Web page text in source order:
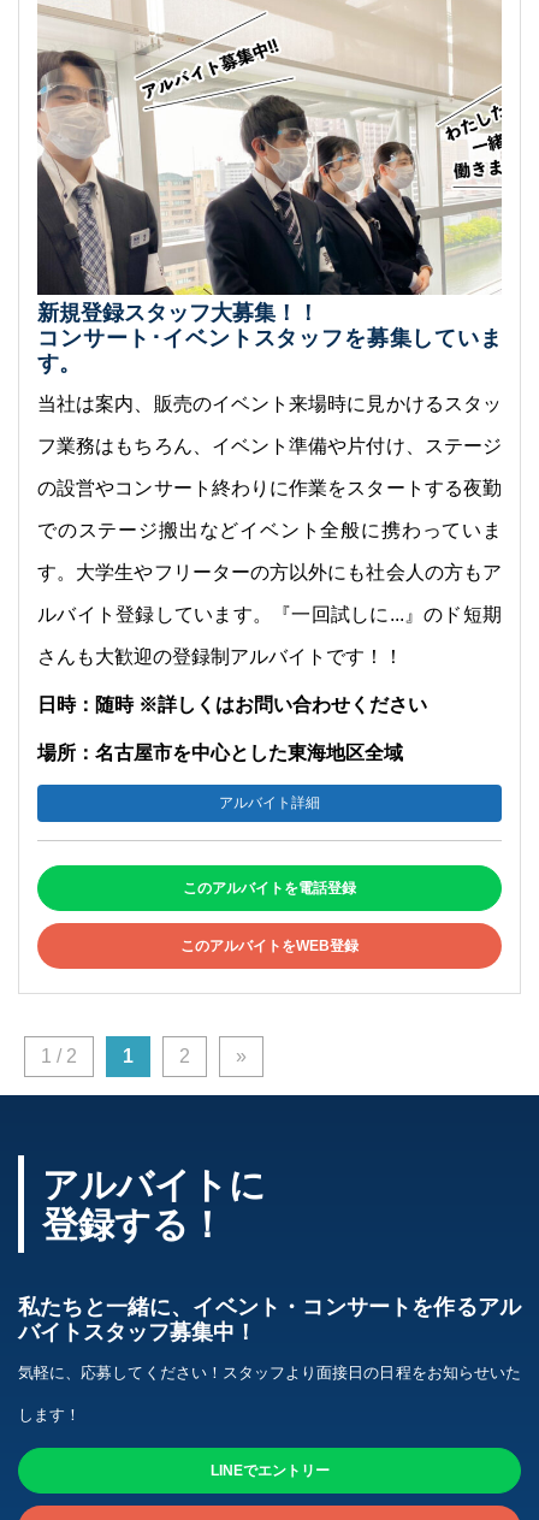
新規登録スタッフ大募集！！
コンサート･イベントスタッフを募集していま
す。
当社は案内、販売のイベント来場時に見かけるスタッ
フ業務はもちろん、イベント準備や片付け、ステージ
の設営やコンサート終わりに作業をスタートする夜勤
でのステージ搬出などイベント全般に携わっていま
す。大学生やフリーターの方以外にも社会人の方もア
ルバイト登録しています。『一回試しに...』のド短期
さんも大歓迎の登録制アルバイトです！！
日時：随時 ※詳しくはお問い合わせください
場所：名古屋市を中心とした東海地区全域
アルバイト詳細
このアルバイトを電話登録
このアルバイトをWEB登録
1 / 2 1 2 »
アルバイトに
登録する！
私たちと一緒に、イベント・コンサートを作るアル
バイトスタッフ募集中！
気軽に、応募してください！スタッフより面接日の日程をお知らせいた
します！
LINEでエントリー